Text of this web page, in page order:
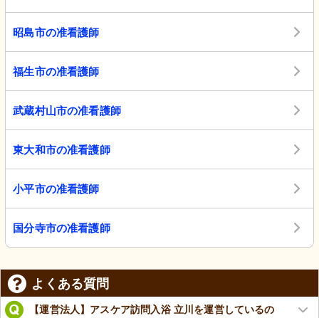
昭島市の准看護師
福生市の准看護師
武蔵村山市の准看護師
東大和市の准看護師
小平市の准看護師
国分寺市の准看護師
よくある質問
【運営法人】アスケア訪問入浴 立川を運営しているの